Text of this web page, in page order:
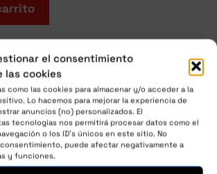
el consentimiento
las cookies
como las cookies para almacenar y/o acceder a la
Lo hacemos para mejorar la experiencia de
anuncios (no) personalizados. El
tecnologías nos permitirá procesar datos como el
o los ID's únicos en este sitio. No
puede afectar negativamente a
y funciones.